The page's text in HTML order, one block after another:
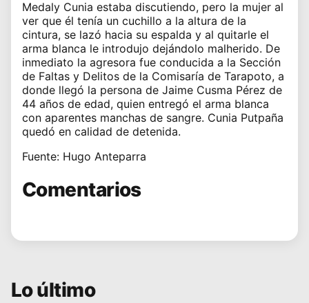
Medaly Cunia estaba discutiendo, pero la mujer al
ver que él tenía un cuchillo a la altura de la
cintura, se lazó hacia su espalda y al quitarle el
arma blanca le introdujo dejándolo malherido. De
inmediato la agresora fue conducida a la Sección
de Faltas y Delitos de la Comisaría de Tarapoto, a
donde llegó la persona de Jaime Cusma Pérez de
44 años de edad, quien entregó el arma blanca
con aparentes manchas de sangre. Cunia Putpaña
quedó en calidad de detenida.
Fuente: Hugo Anteparra
Comentarios
Lo último